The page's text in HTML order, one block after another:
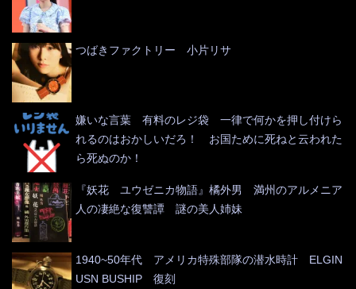
つばきファクトリー 小片リサ
嫌いな言葉 有料のレジ袋 一律で何かを押し付けら
れるのはおかしいだろ！ お国ために死ねと云われた
ら死ぬのか！
『妖花 ユウゼニカ物語』橘外男 満州のアルメニア
人の凄絶な復讐譚 謎の美人姉妹
1940~50年代 アメリカ特殊部隊の潜水時計 ELGIN
USN BUSHIP 復刻